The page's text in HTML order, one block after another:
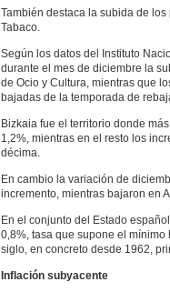
También destaca la subida de
Tabaco.
Según los datos del Instituto
durante el mes de diciembre la
de Ocio y Cultura, mientras que
bajadas de la temporada de
Bizkaia fue el territorio donde
1,2%, mientras en el resto los
décima.
En cambio la variación de
incremento, mientras bajaron en
En el conjunto del Estado
0,8%, tasa que supone el
siglo, en concreto desde 1962,
Inflación subyacente